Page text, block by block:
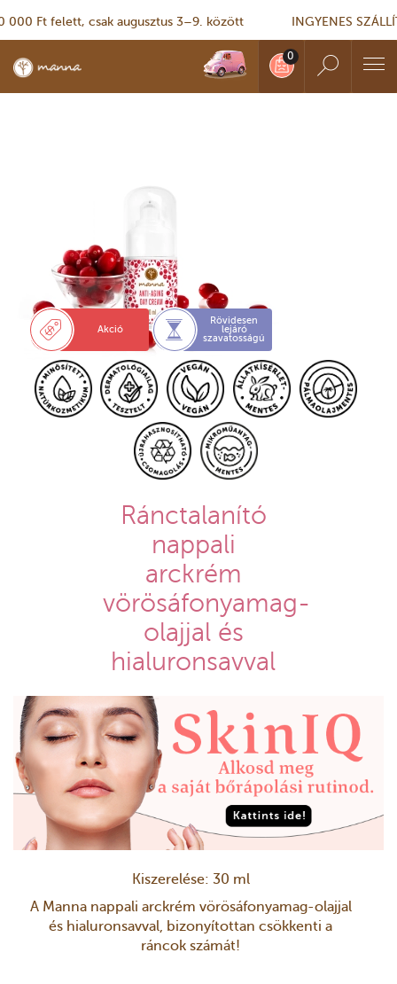
Ft felett, csak augusztus 3–9. között INGYENES
Akció
Rövidesen
lejáró
szavatosságú
Ránctalanító
nappali
arckrém
vörösáfonyamag-
olajjal és
hialuronsavval
Kiszerelése: 30 ml
A Manna nappali arckrém vörösáfonyamag-olajjal
és hialuronsavval, bizonyítottan csökkenti a
ráncok számát!